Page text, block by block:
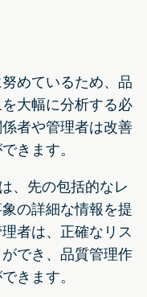
めているため、品
大幅に分析する必
者や管理者は改善
きます。
、先の包括的なレ
の詳細な情報を提
者は、正確なリス
でき、品質管理作
きます。